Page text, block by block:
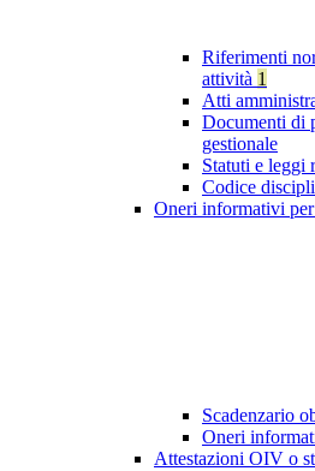
Riferimenti
attività 1
Atti
Documenti di
gestionale
Statuti e leggi
Codice
Oneri informativi
Scadenzario
Oneri
Attestazioni OIV o